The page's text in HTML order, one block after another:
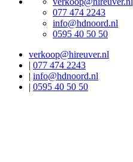
077 474 2243
info@hdnoord.nl
0595 40 50 50
verkoop@hireuver.nl
| 077 474 2243
| info@hdnoord.nl
| 0595 40 50 50